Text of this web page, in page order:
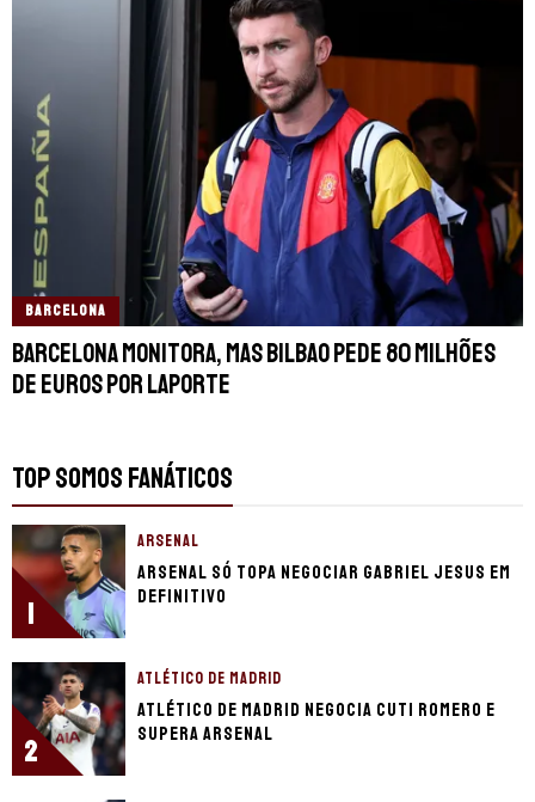
BARCELONA
Barcelona monitora, mas Bilbao pede 80 milhões
de euros por Laporte
TOP SOMOS FANÁTICOS
1
ARSENAL
Arsenal só topa negociar Gabriel Jesus em
definitivo
2
ATLÉTICO DE MADRID
Atlético de Madrid negocia Cuti Romero e
supera Arsenal